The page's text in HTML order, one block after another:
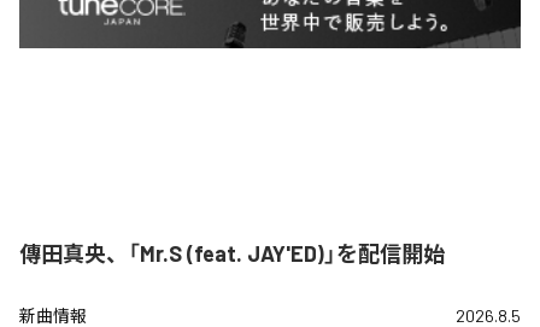
傳田真央、「Mr.S (feat. JAY'ED)」を配信開始
新曲情報 2026.8.5